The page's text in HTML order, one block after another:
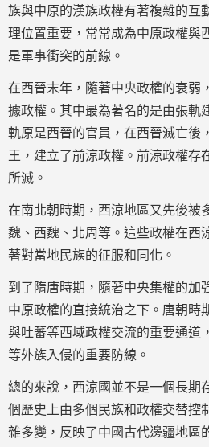
族與中原的漢族政權有著複雜的互
理位置重要，常常成為中原政權與
是軍事衝突的前線。
在西晉末年，隨著中央政權的衰弱
據政權。其中最為著名的是由張軌
軌原是西晉的官員，在西晉滅亡後
王，建立了前涼政權。前涼政權存
所滅。
在南北朝時期，西涼地區又先後被
魏、西魏、北周等。這些政權在西
著對當地民族的征服和同化。
到了隋唐時期，隨著中央集權的加
中原政權的直接統治之下。唐朝時
與吐蕃等西域政權交流的重要通道
等外族入侵的重要防線。
總的來說，西涼國並不是一個長期
個歷史上由多個民族和政權交替控
雜多變，反映了中國古代邊疆地區